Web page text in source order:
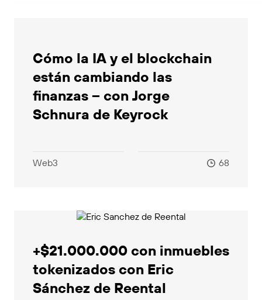
Cómo la IA y el blockchain
están cambiando las
finanzas – con Jorge
Schnura de Keyrock
Web3 68
+$21.000.000 con inmuebles
tokenizados con Eric
Sánchez de Reental